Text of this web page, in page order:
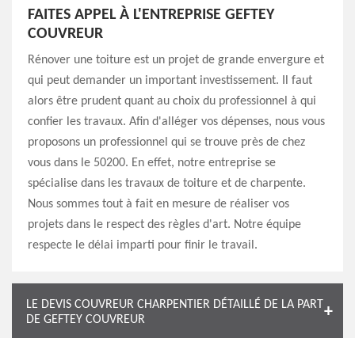
FAITES APPEL À L'ENTREPRISE GEFTEY
COUVREUR
Rénover une toiture est un projet de grande envergure et
qui peut demander un important investissement. Il faut
alors être prudent quant au choix du professionnel à qui
confier les travaux. Afin d'alléger vos dépenses, nous vous
proposons un professionnel qui se trouve près de chez
vous dans le 50200. En effet, notre entreprise se
spécialise dans les travaux de toiture et de charpente.
Nous sommes tout à fait en mesure de réaliser vos
projets dans le respect des règles d'art. Notre équipe
respecte le délai imparti pour finir le travail.
LE DEVIS COUVREUR CHARPENTIER DÉTAILLÉ DE LA PART
DE GEFTEY COUVREUR